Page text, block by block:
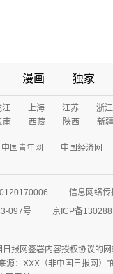
漫画 独家
江 上海 江苏 浙江
南 西藏 陕西 新疆
中国青年网 中国经济网
信息网络
097号 京ICP备
报网签署内容授权协议的
：XXX（非中国日报网）